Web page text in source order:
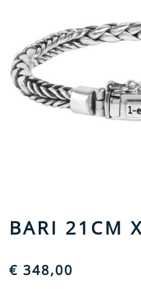
BARI 21CM
€ 348,00